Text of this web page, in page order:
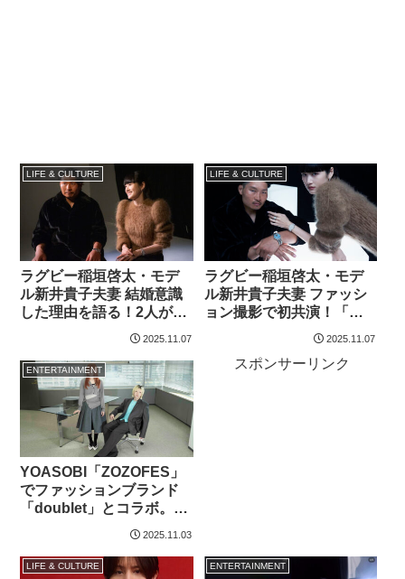
LIFE & CULTURE
ラグビー稲垣啓太・モデ
ル新井貴子夫妻 結婚意識
した理由を語る！2人が選
ぶ「今年の漢字」など未
公開インタビューも公開
2025.11.07
LIFE & CULTURE
ラグビー稲垣啓太・モデ
ル新井貴子夫妻 ファッシ
ョン撮影で初共演！「撮
影で手を重ねあっている
とだんだん彼の体温
が…」
2025.11.07
ENTERTAINMENT
YOASOBI「ZOZOFES」
でファッションブランド
「doublet」とコラボ。受
注販売が11月3日午前11：
2025.11.03
スポンサーリンク
LIFE & CULTURE ENTERTAINMENT